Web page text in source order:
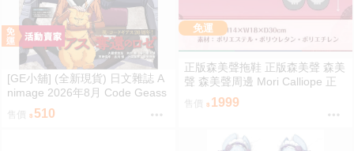
[GE小舖] (全新現貨) 日文雜誌 A
nimage 2026年8月 Code Geass
反叛的魯路修 奪回的Roze
售價 510
免運
正版森美聲拖鞋 正版森美聲 森美
聲 森美聲周邊 Mori Calliope 正
版HOLOLIVE HOLOLIVE周邊
1999